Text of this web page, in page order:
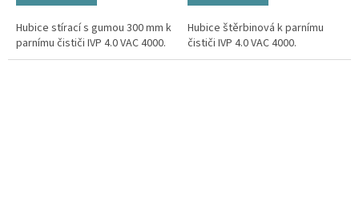
Hubice stírací s gumou 300 mm k
parnímu čističi IVP 4.0 VAC 4000.
Hubice štěrbinová k parnímu
čističi IVP 4.0 VAC 4000.